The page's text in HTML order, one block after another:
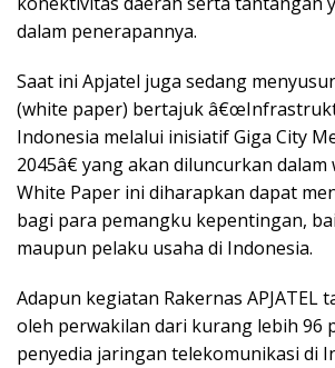
dalam penerapannya.
Saat ini Apjatel juga sedang
(white paper) bertajuk
Indonesia melalui inisiatif Giga City
2045â€ yang akan diluncurkan
White Paper ini diharapkan dapat
bagi para pemangku kepentingan,
maupun pelaku usaha di Indonesia.
Adapun kegiatan Rakernas APJATEL
oleh perwakilan dari kurang lebih 96
penyedia jaringan telekomunikasi di